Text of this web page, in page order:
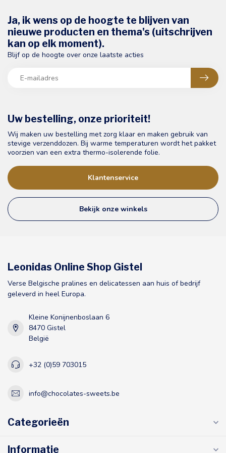
Uw bestelling, onze prioriteit!
Wij maken uw bestelling met zorg klaar en maken gebruik van
stevige verzenddozen. Bij warme temperaturen wordt het pakket
voorzien van een extra thermo-isolerende folie.
Klantenservice
Bekijk onze winkels
Ja, ik wens op de hoogte te blijven van
nieuwe producten en thema's (uitschrijven
kan op elk moment).
Blijf op de hoogte over onze laatste acties
Leonidas Online Shop Gistel
Verse Belgische pralines en delicatessen aan huis of bedrijf
geleverd in heel Europa.
Kleine Konijnenboslaan 6
8470 Gistel
België
+32 (0)59 703015
info@chocolates-sweets.be
Categorieën
Informatie